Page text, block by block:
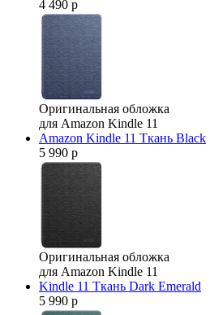
4 490 р
Оригинальная обложка
для Amazon Kindle 11
Amazon Kindle 11 Ткань Black
5 990 р
Оригинальная обложка
для Amazon Kindle 11
Kindle 11 Ткань Dark Emerald
5 990 р